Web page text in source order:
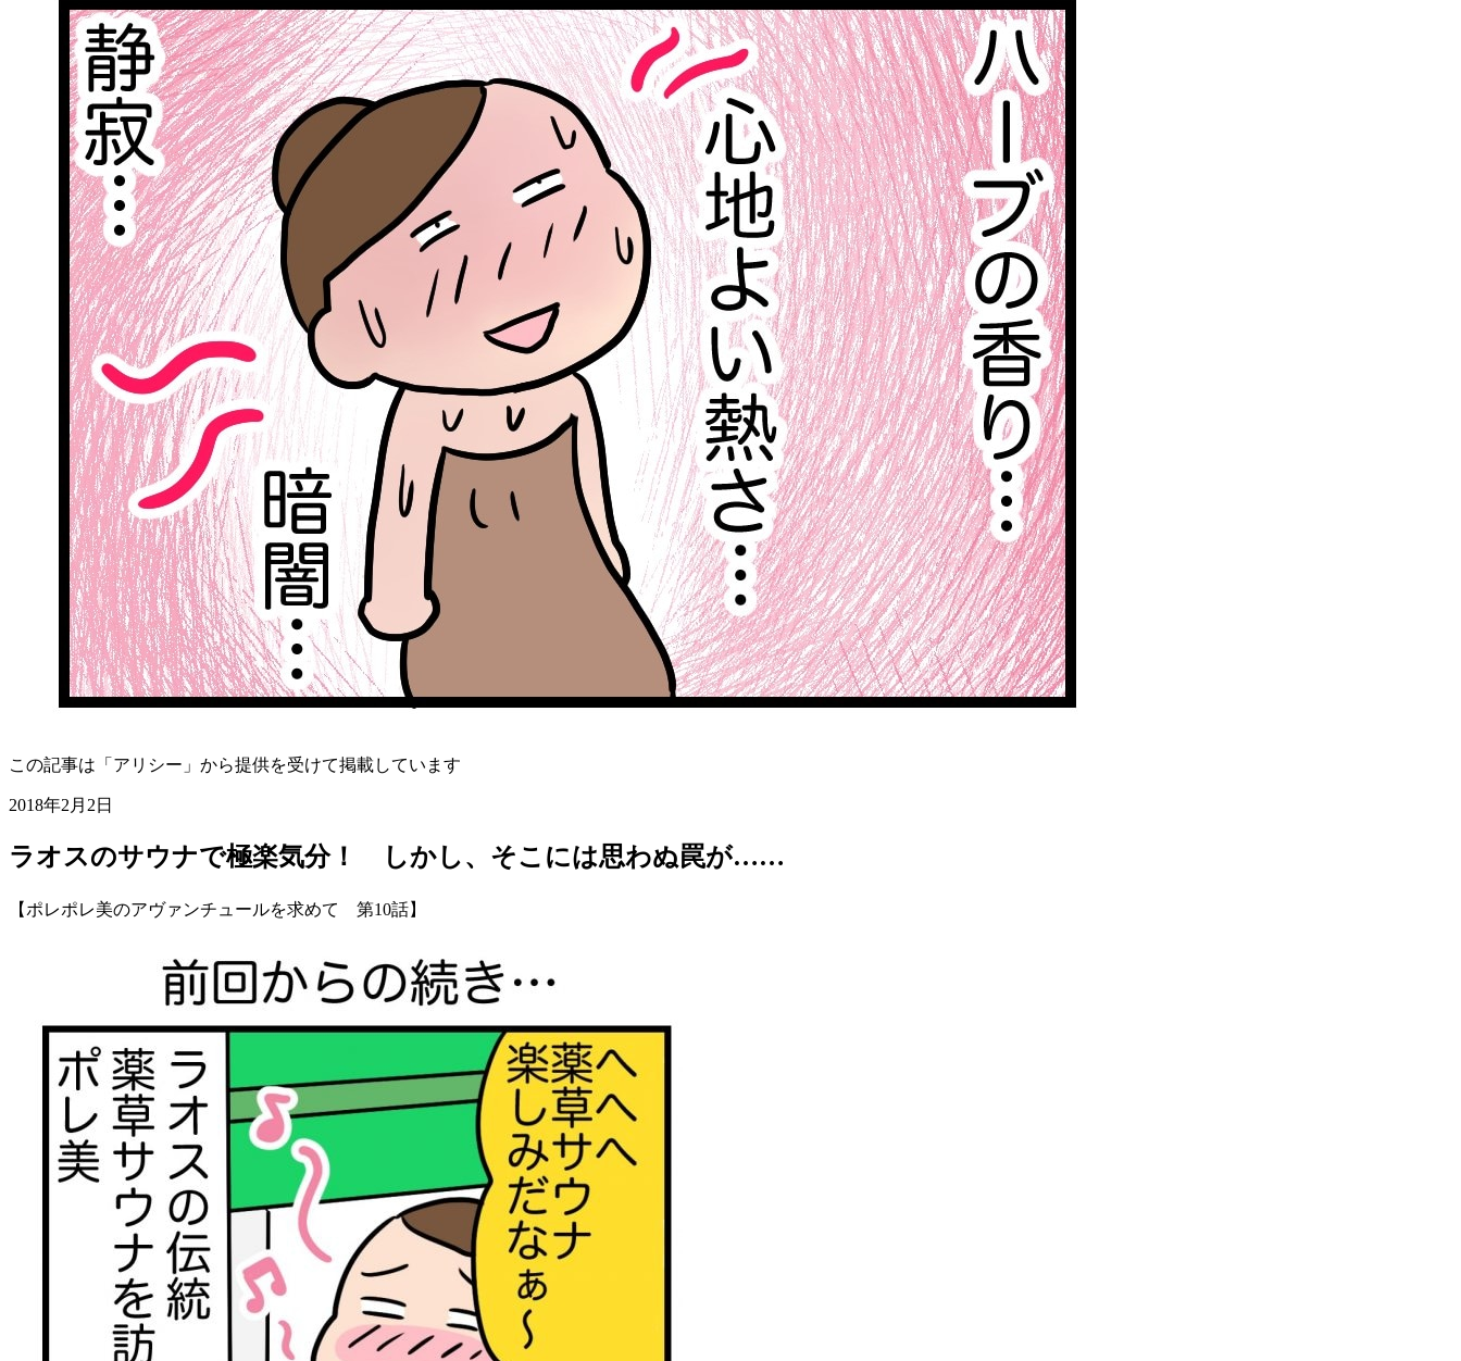
この記事は「アリシー」から提供を受けて掲載しています
2018年2月2日
ラオスのサウナで極楽気分！ しかし、そこには思わぬ罠が……
【ポレポレ美のアヴァンチュールを求めて 第10話】